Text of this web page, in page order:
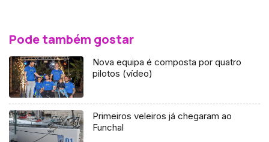
Pode também gostar
Nova equipa é composta por quatro
pilotos (vídeo)
Primeiros veleiros já chegaram ao
Funchal